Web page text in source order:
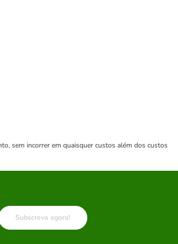
sem incorrer em quaisquer custos além dos custos
Subscreva agora!